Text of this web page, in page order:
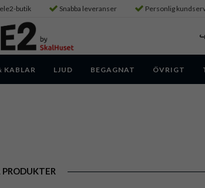
butik Snabba leveranser Personlig
KABLAR LJUD BEGAGNAT ÖVRIGT